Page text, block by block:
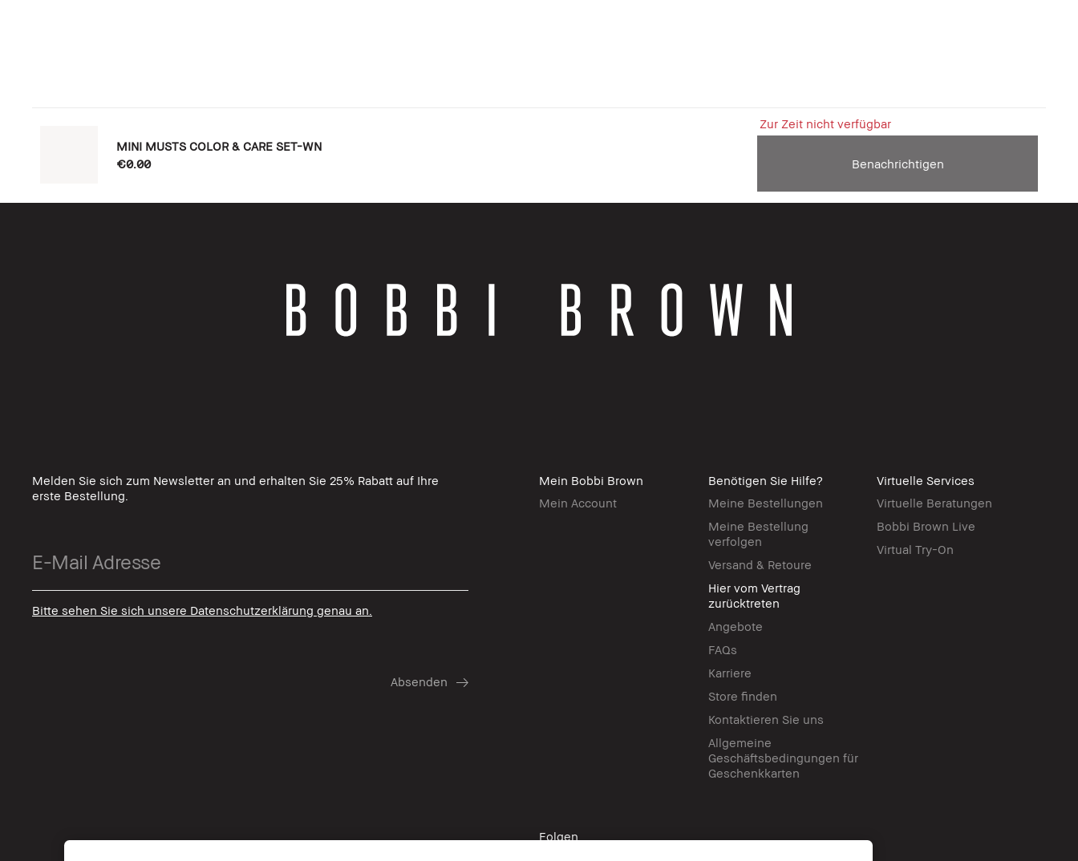
MINI MUSTS COLOR & CARE SET-WN
€0.00
Zur Zeit nicht verfügbar
Benachrichtigen
Melden Sie sich zum Newsletter an und erhalten Sie 25% Rabatt auf Ihre
erste Bestellung.
Bitte sehen Sie sich unsere Datenschutzerklärung genau an.
Mein Bobbi Brown
Mein Account
Benötigen Sie Hilfe?
Meine Bestellungen
Meine Bestellung
verfolgen
Versand & Retoure
Hier vom Vertrag
zurücktreten
Angebote
FAQs
Karriere
Store finden
Kontaktieren Sie uns
Allgemeine
Geschäftsbedingungen für
Geschenkkarten
Virtuelle Services
Virtuelle Beratungen
Bobbi Brown Live
Virtual Try-On
Folgen